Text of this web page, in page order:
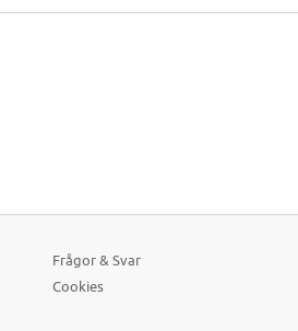
Frågor & Svar
Cookies